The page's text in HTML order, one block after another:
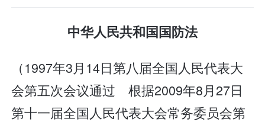
中华人民共和国国防法
（1997年3月14日第八届全国人民代表大
会第五次会议通过 根据2009年8月27日
第十一届全国人民代表大会常务委员会第